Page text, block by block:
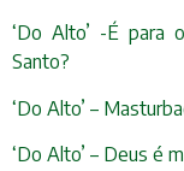
‘Do Alto’ -É para
Santo?
‘Do Alto’ –
‘Do Alto’ – Deus é